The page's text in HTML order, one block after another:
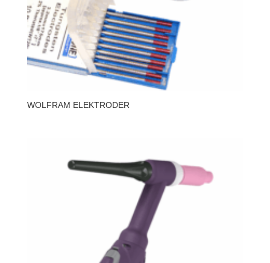
WOLFRAM ELEKTRODER